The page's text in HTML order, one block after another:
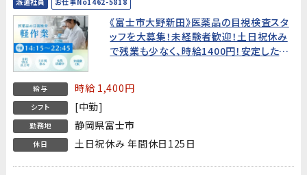
《富士市大野新田》医薬品の目視検査スタ
ッフを大募集！未経験者歓迎！土日祝休み
で残業も少なく、時給1400円！安定した環
給与 時給 1,400円
シフト [中勤]
勤務地 静岡県富士市
休日 土日祝休み 年間休日125日